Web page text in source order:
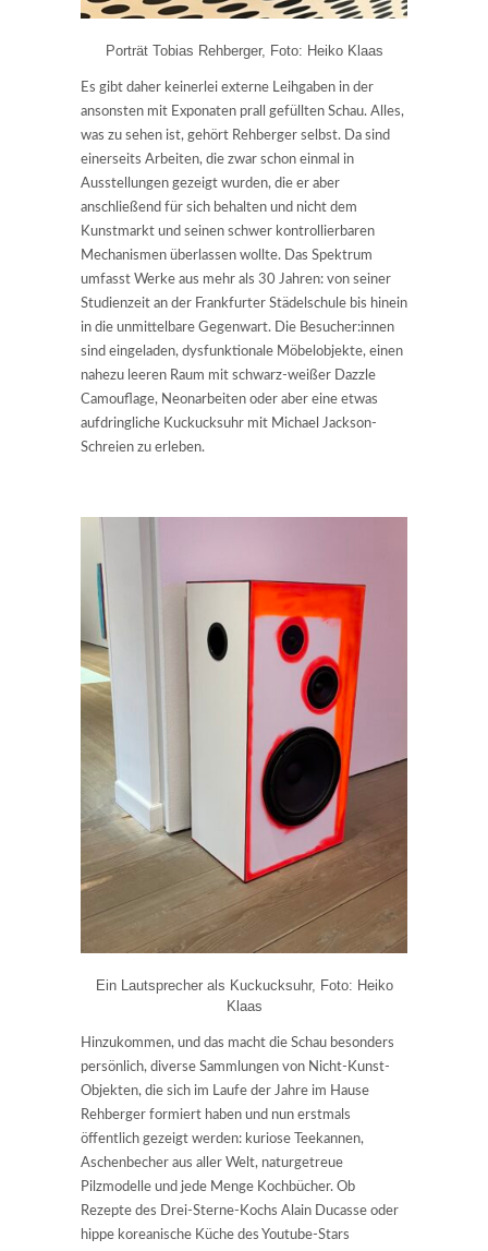
Porträt Tobias Rehberger, Foto: Heiko Klaas
Es gibt daher keinerlei externe Leihgaben in der
ansonsten mit Exponaten prall gefüllten Schau. Alles,
was zu sehen ist, gehört Rehberger selbst. Da sind
einerseits Arbeiten, die zwar schon einmal in
Ausstellungen gezeigt wurden, die er aber
anschließend für sich behalten und nicht dem
Kunstmarkt und seinen schwer kontrollierbaren
Mechanismen überlassen wollte. Das Spektrum
umfasst Werke aus mehr als 30 Jahren: von seiner
Studienzeit an der Frankfurter Städelschule bis hinein
in die unmittelbare Gegenwart. Die Besucher:innen
sind eingeladen, dysfunktionale Möbelobjekte, einen
nahezu leeren Raum mit schwarz-weißer Dazzle
Camouflage, Neonarbeiten oder aber eine etwas
aufdringliche Kuckucksuhr mit Michael Jackson-
Schreien zu erleben.
Ein Lautsprecher als Kuckucksuhr, Foto: Heiko
Klaas
Hinzukommen, und das macht die Schau besonders
persönlich, diverse Sammlungen von Nicht-Kunst-
Objekten, die sich im Laufe der Jahre im Hause
Rehberger formiert haben und nun erstmals
öffentlich gezeigt werden: kuriose Teekannen,
Aschenbecher aus aller Welt, naturgetreue
Pilzmodelle und jede Menge Kochbücher. Ob
Rezepte des Drei-Sterne-Kochs Alain Ducasse oder
hippe koreanische Küche des Youtube-Stars